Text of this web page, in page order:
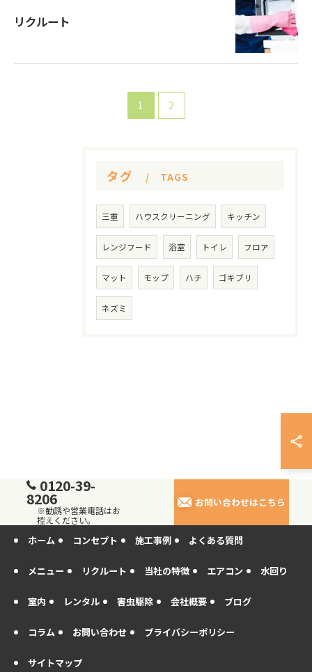
リクルート
1 2
タグ TAGS
三重 ハウスクリーニング キッチン
レンジフード 浴室 トイレ フロア
マット モップ ハチ ゴキブリ
ネズミ
0120-39-
8206
※勧誘や営業電話はお
控えください。
お問い合わせはこちら
ホーム コンセプト 施工事例 よくある質問
メニュー リクルート 当社の特徴 エアコン 水回り
室内 レンタル 害虫駆除 会社概要 ブログ
コラム お問い合わせ プライバシーポリシー
サイトマップ